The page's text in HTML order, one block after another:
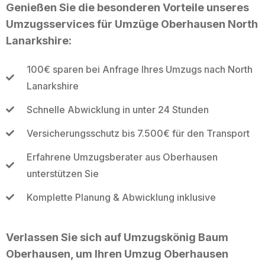
Genießen Sie die besonderen Vorteile unseres
Umzugsservices für Umzüge Oberhausen North
Lanarkshire:
100€ sparen bei Anfrage Ihres Umzugs nach North
Lanarkshire
Schnelle Abwicklung in unter 24 Stunden
Versicherungsschutz bis 7.500€ für den Transport
Erfahrene Umzugsberater aus Oberhausen
unterstützen Sie
Komplette Planung & Abwicklung inklusive
Verlassen Sie sich auf Umzugskönig Baum
Oberhausen, um Ihren Umzug Oberhausen